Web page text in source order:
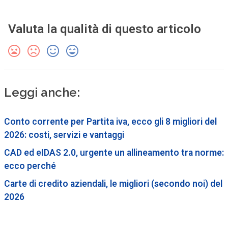
Valuta la qualità di questo articolo
Leggi anche:
Conto corrente per Partita iva, ecco gli 8 migliori del
2026: costi, servizi e vantaggi
CAD ed eIDAS 2.0, urgente un allineamento tra norme:
ecco perché
Carte di credito aziendali, le migliori (secondo noi) del
2026